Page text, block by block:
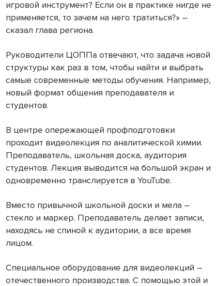
игровой инструмент? Если он в практике нигде не
применяется, то зачем на него тратиться?» –
сказал глава региона.
Руководители ЦОППа отвечают, что задача новой
структуры как раз в том, чтобы найти и выбрать
самые современные методы обучения. Например,
новый формат общения преподавателя и
студентов.
В центре опережающей профподготовки
проходит видеолекция по аналитической химии.
Преподаватель, школьная доска, аудитория
студентов. Лекция выводится на большой экран и
одновременно транслируется в YouTube.
Вместо привычной школьной доски и мела –
стекло и маркер. Преподаватель делает записи,
находясь не спиной к аудитории, а все время
лицом.
Специальное оборудование для видеолекций –
отечественного производства. С помощью этой и